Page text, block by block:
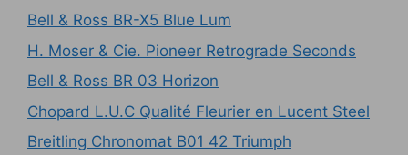
Bell & Ross BR-X5 Blue Lum
H. Moser & Cie. Pioneer Retrograde Seconds
Bell & Ross BR 03 Horizon
Chopard L.U.C Qualité Fleurier en Lucent Steel
Breitling Chronomat B01 42 Triumph